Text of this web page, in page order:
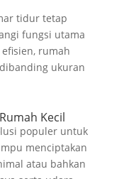
tidur tetap
fungsi utama
rumah
ukuran
Kecil
populer untuk
menciptakan
atau bahkan